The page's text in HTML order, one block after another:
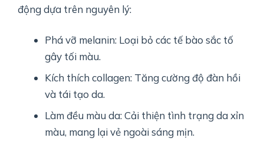
động dựa trên nguyên lý:
Phá vỡ melanin: Loại bỏ các tế bào sắc tố
gây tối màu.
Kích thích collagen: Tăng cường độ đàn hồi
và tái tạo da.
Làm đều màu da: Cải thiện tình trạng da xỉn
màu, mang lại vẻ ngoài sáng mịn.